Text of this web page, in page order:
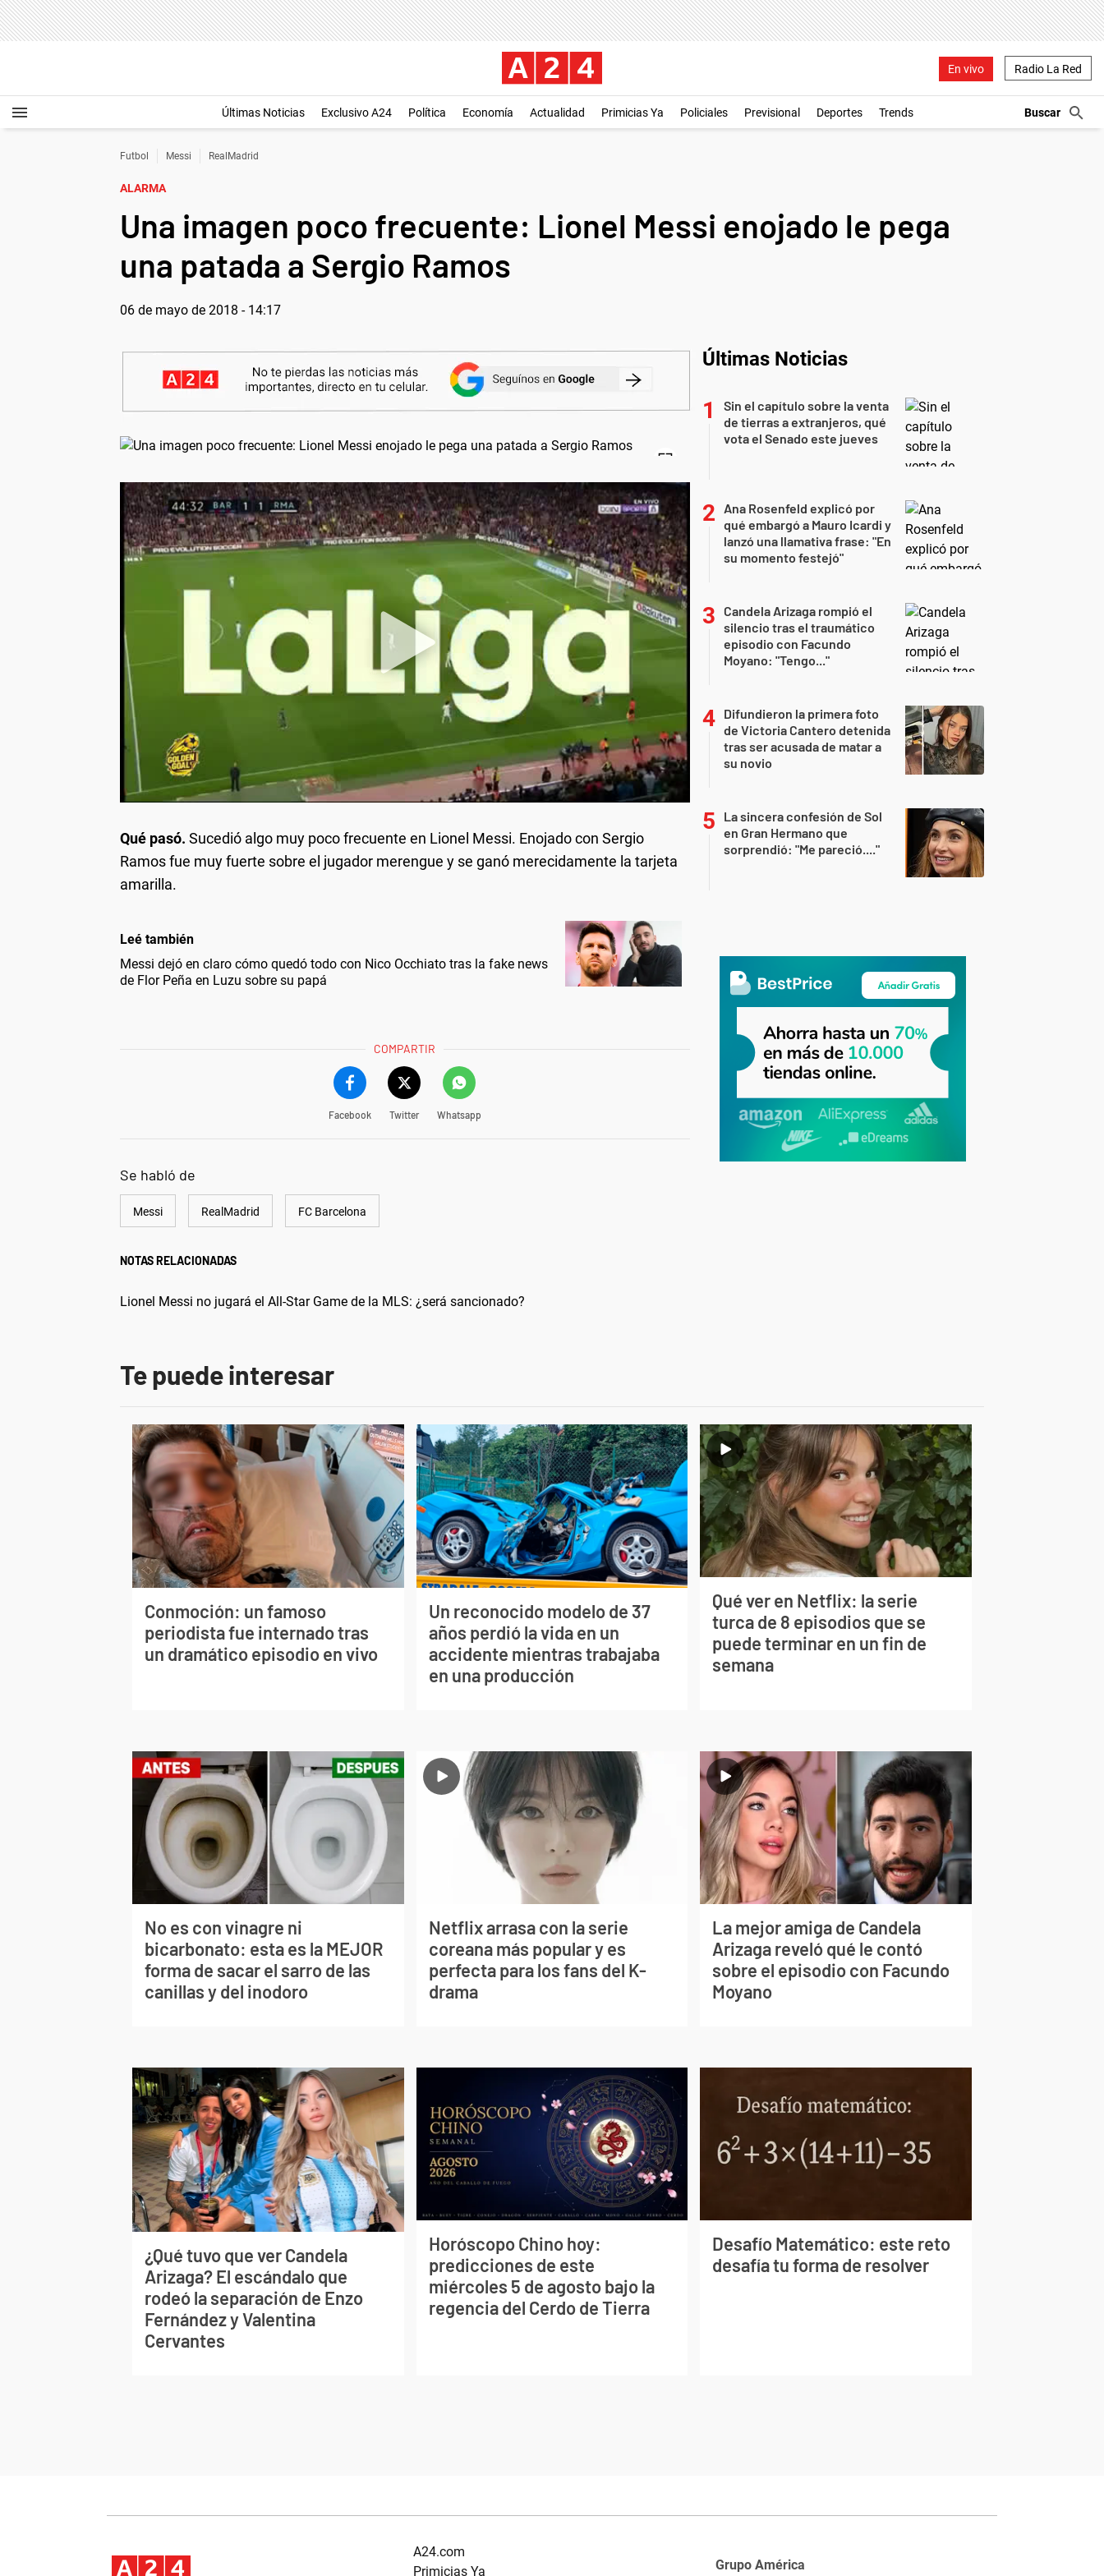
En vivo Radio La Red
Últimas Noticias Exclusivo A24 Política Economía Actualidad Primicias Ya Policiales Previsional Deportes Trends
Futbol Messi RealMadrid
ALARMA
Una imagen poco frecuente: Lionel Messi enojado le pega
una patada a Sergio Ramos
06 de mayo de 2018 - 14:17
Qué pasó. Sucedió algo muy poco frecuente en Lionel Messi. Enojado con Sergio
Ramos fue muy fuerte sobre el jugador merengue y se ganó merecidamente la tarjeta
amarilla.
Leé también
Messi dejó en claro cómo quedó todo con Nico Occhiato tras la fake news
de Flor Peña en Luzu sobre su papá
COMPARTIR
Facebook Twitter Whatsapp
Se habló de
Messi RealMadrid FC Barcelona
NOTAS RELACIONADAS
Lionel Messi no jugará el All-Star Game de la MLS: ¿será sancionado?
Últimas Noticias
Sin el capítulo sobre la venta
de tierras a extranjeros, qué
vota el Senado este jueves
Ana Rosenfeld explicó por
qué embargó a Mauro Icardi y
lanzó una llamativa frase: "En
su momento festejó"
Candela Arizaga rompió el
silencio tras el traumático
episodio con Facundo
Moyano: "Tengo..."
Difundieron la primera foto
de Victoria Cantero detenida
tras ser acusada de matar a
su novio
La sincera confesión de Sol
en Gran Hermano que
sorprendió: "Me pareció...."
Te puede interesar
Conmoción: un famoso
periodista fue internado tras
un dramático episodio en vivo
Un reconocido modelo de 37
años perdió la vida en un
accidente mientras trabajaba
en una producción
Qué ver en Netflix: la serie
turca de 8 episodios que se
puede terminar en un fin de
semana
No es con vinagre ni
bicarbonato: esta es la MEJOR
forma de sacar el sarro de las
canillas y del inodoro
Netflix arrasa con la serie
coreana más popular y es
perfecta para los fans del K-
drama
La mejor amiga de Candela
Arizaga reveló qué le contó
sobre el episodio con Facundo
Moyano
¿Qué tuvo que ver Candela
Arizaga? El escándalo que
rodeó la separación de Enzo
Fernández y Valentina
Cervantes
Horóscopo Chino hoy:
predicciones de este
miércoles 5 de agosto bajo la
regencia del Cerdo de Tierra
Desafío Matemático: este reto
desafía tu forma de resolver
A24.com
Primicias Ya
Grupo América